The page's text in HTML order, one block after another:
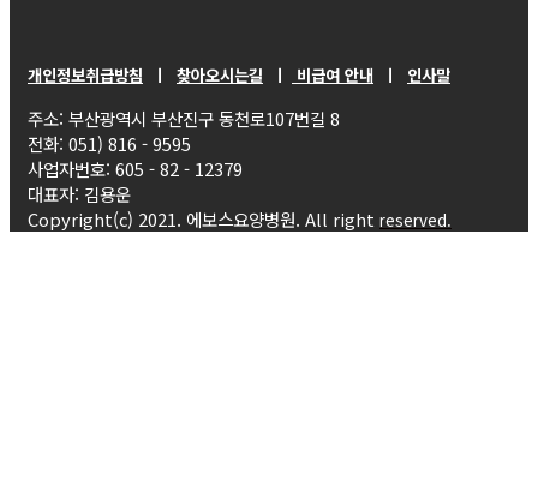
개인정보취급방침 ㅣ 찾아오시는길 ㅣ 비급여 안내 ㅣ 인사말
주소: 부산광역시 부산진구 동천로107번길 8
전화: 051) 816 - 9595
사업자번호: 605 - 82 - 12379
대표자: 김용운
Copyright(c) 2021. 에보스요양병원. All right reserved.